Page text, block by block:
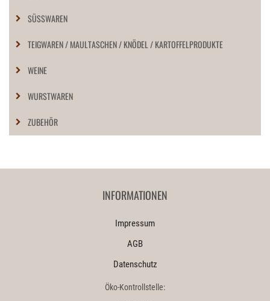
SÜSSWAREN
TEIGWAREN / MAULTASCHEN / KNÖDEL / KARTOFFELPRODUKTE
WEINE
WURSTWAREN
ZUBEHÖR
INFORMATIONEN
Impressum
AGB
Datenschutz
Öko-Kontrollstelle: